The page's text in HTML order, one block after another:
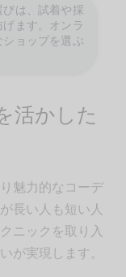
は、試着や採
ます。オンラ
ョップを選ぶ
活かした
魅力的なコーデ
長い人も短い人
ニックを取り入
が実現します。